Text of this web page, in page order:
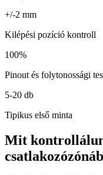
+/-2 mm
Kilépési pozíció kontroll
100%
Pinout és folytonossági
5-20 db
Tipikus első minta
Mit